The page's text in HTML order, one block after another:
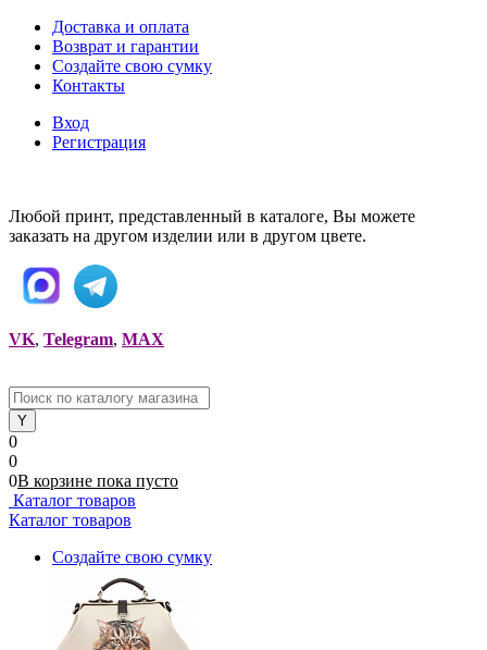
Доставка и оплата
Возврат и гарантии
Создайте свою сумку
Контакты
Вход
Регистрация
Любой принт, представленный в каталоге, Вы можете
заказать на другом изделии или в другом цвете.
VK, Telegram, MAX
0
0
0В корзине пока пусто
Каталог товаров
Каталог товаров
Создайте свою сумку